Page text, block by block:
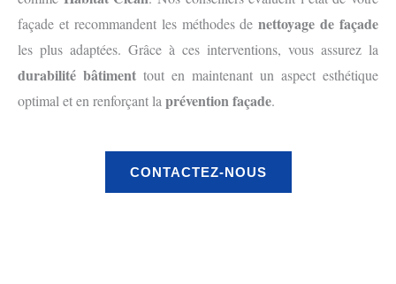
façade et recommandent les méthodes denettoyage de façade
les plus adaptées. Grâce à ces interventions, vous assurez la
durabilité bâtiment tout en maintenant un aspect esthétique
optimal et en renforçant la prévention façade.
CONTACTEZ-NOUS